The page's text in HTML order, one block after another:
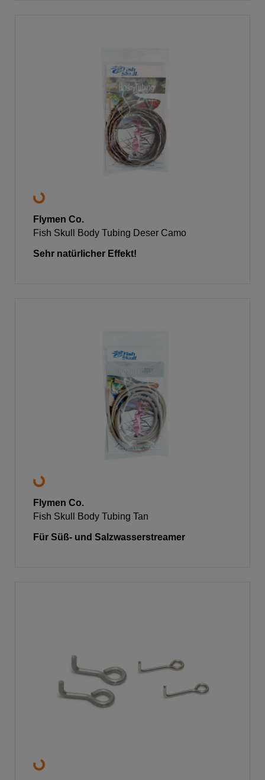
Flymen Co.
Fish Skull Body Tubing Deser Camo
Sehr natürlicher Effekt!
Flymen Co.
Fish Skull Body Tubing Tan
Für Süß- und Salzwasserstreamer